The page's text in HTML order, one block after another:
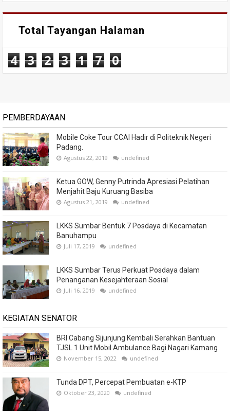
Total Tayangan Halaman
4 3 2 3 1 7 0
PEMBERDAYAAN
Mobile Coke Tour CCAI Hadir di Politeknik Negeri
Padang.
Agustus 22, 2019 undefined
Ketua GOW, Genny Putrinda Apresiasi Pelatihan
Menjahit Baju Kuruang Basiba
Agustus 21, 2019 undefined
LKKS Sumbar Bentuk 7 Posdaya di Kecamatan
Banuhampu
Juli 17, 2019 undefined
LKKS Sumbar Terus Perkuat Posdaya dalam
Penanganan Kesejahteraan Sosial
Juli 16, 2019 undefined
KEGIATAN SENATOR
BRI Cabang Sijunjung Kembali Serahkan Bantuan
TJSL 1 Unit Mobil Ambulance Bagi Nagari Kamang
November 15, 2022 undefined
Tunda DPT, Percepat Pembuatan e-KTP
Oktober 23, 2020 undefined